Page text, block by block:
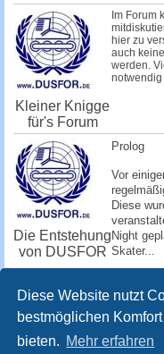
Diese Website nutzt
bestmöglichen
bieten. Mehr erfahren
Kleiner Knigge
für's Forum
Im Forum
hier zu
auch
werden.
notwendig
Die Entstehung
von DUSFOR
Prolog
Vor
Diese
Night
Skater...